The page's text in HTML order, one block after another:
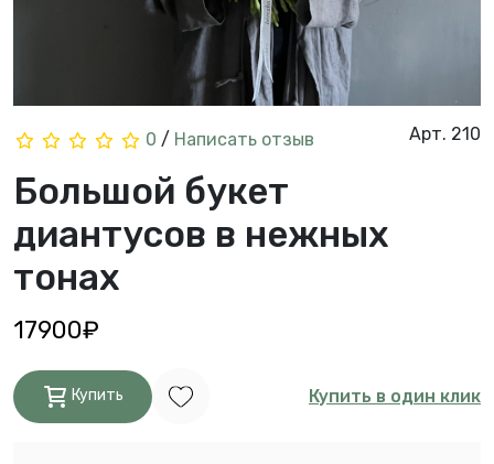
0 / Написать отзыв Арт. 210
Большой букет
диантусов в нежных
тонах
17900₽
Купить Купить в один клик